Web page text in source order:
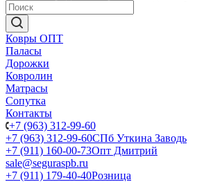
Ковры ОПТ
Паласы
Дорожки
Ковролин
Матрасы
Сопутка
Контакты
+7 (963) 312-99-60
+7 (963) 312-99-60СПб Уткина Заводь
+7 (911) 160-00-73Опт Дмитрий
sale@seguraspb.ru
+7 (911) 179-40-40Розница